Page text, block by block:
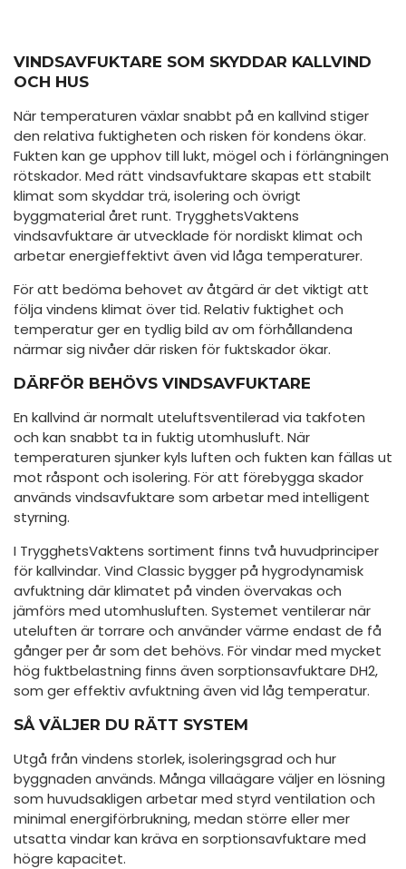
VINDSAVFUKTARE SOM SKYDDAR KALLVIND
OCH HUS
När temperaturen växlar snabbt på en kallvind stiger
den relativa fuktigheten och risken för kondens ökar.
Fukten kan ge upphov till lukt, mögel och i förlängningen
rötskador. Med rätt vindsavfuktare skapas ett stabilt
klimat som skyddar trä, isolering och övrigt
byggmaterial året runt. TrygghetsVaktens
vindsavfuktare är utvecklade för nordiskt klimat och
arbetar energieffektivt även vid låga temperaturer.
För att bedöma behovet av åtgärd är det viktigt att
följa vindens klimat över tid. Relativ fuktighet och
temperatur ger en tydlig bild av om förhållandena
närmar sig nivåer där risken för fuktskador ökar.
DÄRFÖR BEHÖVS VINDSAVFUKTARE
En kallvind är normalt uteluftsventilerad via takfoten
och kan snabbt ta in fuktig utomhusluft. När
temperaturen sjunker kyls luften och fukten kan fällas ut
mot råspont och isolering. För att förebygga skador
används vindsavfuktare som arbetar med intelligent
styrning.
I TrygghetsVaktens sortiment finns två huvudprinciper
för kallvindar. Vind Classic bygger på hygrodynamisk
avfuktning där klimatet på vinden övervakas och
jämförs med utomhusluften. Systemet ventilerar när
uteluften är torrare och använder värme endast de få
gånger per år som det behövs. För vindar med mycket
hög fuktbelastning finns även sorptionsavfuktare DH2,
som ger effektiv avfuktning även vid låg temperatur.
SÅ VÄLJER DU RÄTT SYSTEM
Utgå från vindens storlek, isoleringsgrad och hur
byggnaden används. Många villaägare väljer en lösning
som huvudsakligen arbetar med styrd ventilation och
minimal energiförbrukning, medan större eller mer
utsatta vindar kan kräva en sorptionsavfuktare med
högre kapacitet.